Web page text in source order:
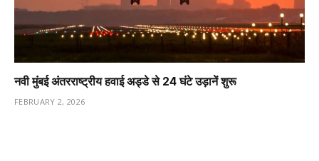
नवी मुंबई अंतरराष्ट्रीय हवाई अड्डे से 24 घंटे उड़ानें शुरू
FEBRUARY 2, 2026